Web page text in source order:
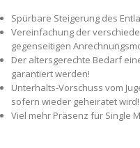
Spürbare Steigerung des
Vereinfachung der
gegenseitigen
Der altersgerechte Bedarf
garantiert werden!
Unterhalts-Vorschuss vom
sofern wieder geheiratet wird!
Viel mehr Präsenz für Single